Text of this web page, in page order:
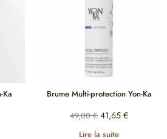
Ka
Brume Multi-protection Yon-Ka
49,00€ 41,65 €
Lire la suite